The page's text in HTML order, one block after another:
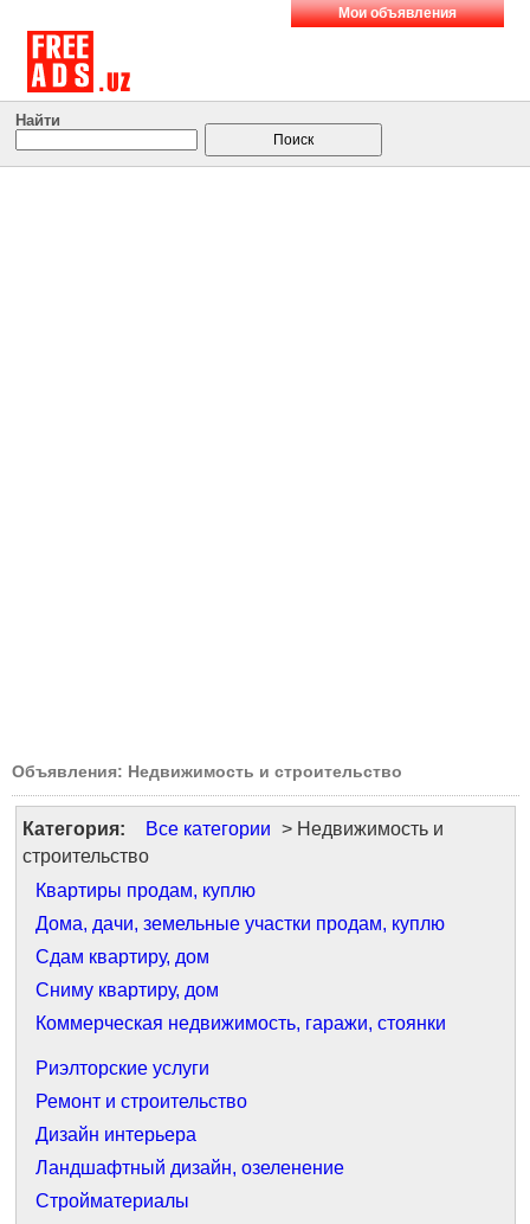
Мои объявления
Найти
Объявления: Недвижимость и строительство
Категория: Все категории > Недвижимость и
строительство
Квартиры продам, куплю
Дома, дачи, земельные участки продам, куплю
Сдам квартиру, дом
Сниму квартиру, дом
Коммерческая недвижимость, гаражи, стоянки
Риэлторские услуги
Ремонт и строительство
Дизайн интерьера
Ландшафтный дизайн, озеленение
Стройматериалы